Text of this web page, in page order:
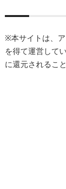
※本サイトは、
を得て運営して
に還元されるこ